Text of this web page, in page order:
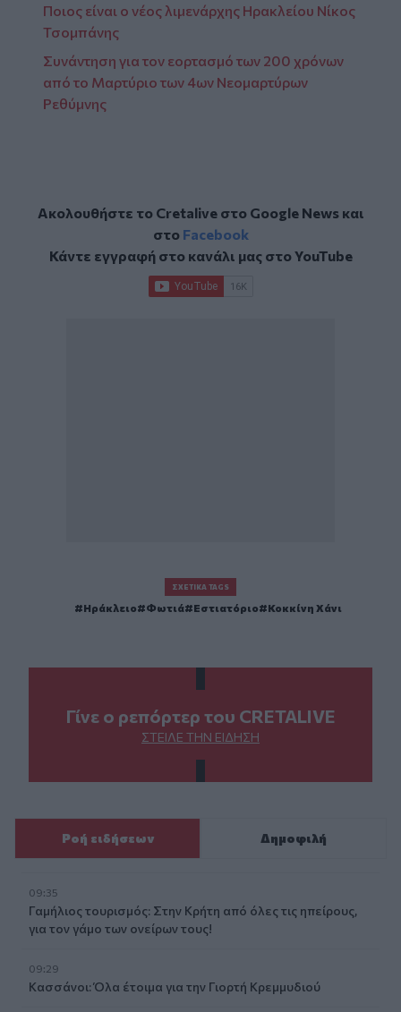
Ποιος είναι ο νέος λιμενάρχης Ηρακλείου Νίκος
Τσομπάνης
Συνάντηση για τον εορτασμό των 200 χρόνων
από το Μαρτύριο των 4ων Νεομαρτύρων
Ρεθύμνης
Ακολουθήστε το Cretalive στο Google Newsκαι
στο Facebook
Κάντε εγγραφή στο κανάλι μας στοYouTube
ΣΧΕΤΙΚΆ TAGS
Ηράκλειο Φωτιά Εστιατόριο Κοκκίνη Χάνι
Γίνε ο ρεπόρτερ του CRETALIVE
ΣΤΕΊΛΕ ΤΗΝ ΕΊΔΗΣΗ
Ροή ειδήσεων Δημοφιλή
09:35
Γαμήλιος τουρισμός: Στην Κρήτη από όλες τις ηπείρους,
για τον γάμο των ονείρων τους!
09:29
Κασσάνοι: Όλα έτοιμα για την Γιορτή Κρεμμυδιού